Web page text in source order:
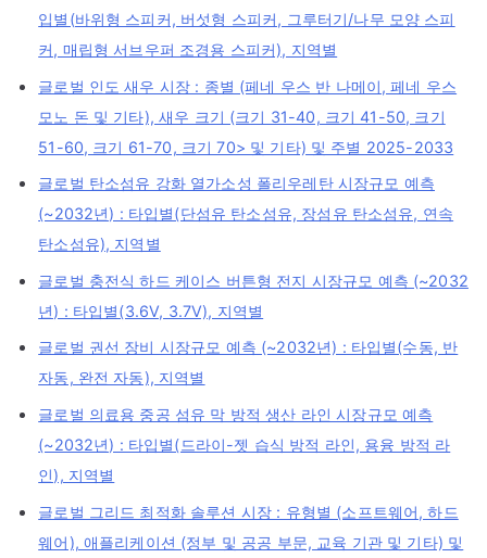
입별(바위형 스피커, 버섯형 스피커, 그루터기/나무 모양 스피
커, 매립형 서브우퍼 조경용 스피커), 지역별
글로벌 인도 새우 시장 : 종별 (페네 우스 반 나메이, 페네 우스
모노 돈 및 기타), 새우 크기 (크기 31-40, 크기 41-50, 크기
51-60, 크기 61-70, 크기 70> 및 기타) 및 주별 2025-2033
글로벌 탄소섬유 강화 열가소성 폴리우레탄 시장규모 예측
(~2032년) : 타입별(단섬유 탄소섬유, 장섬유 탄소섬유, 연속
탄소섬유), 지역별
글로벌 충전식 하드 케이스 버튼형 전지 시장규모 예측 (~2032
년) : 타입별(3.6V, 3.7V), 지역별
글로벌 권선 장비 시장규모 예측 (~2032년) : 타입별(수동, 반
자동, 완전 자동), 지역별
글로벌 의료용 중공 섬유 막 방적 생산 라인 시장규모 예측
(~2032년) : 타입별(드라이-젯 습식 방적 라인, 용융 방적 라
인), 지역별
글로벌 그리드 최적화 솔루션 시장 : 유형별 (소프트웨어, 하드
웨어), 애플리케이션 (정부 및 공공 부문, 교육 기관 및 기타) 및